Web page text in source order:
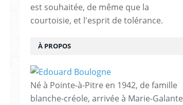
est souhaitée, de même que la
courtoisie, et l'esprit de tolérance.
À PROPOS
Né à Pointe-à-Pitre en 1942, de famille
blanche-créole, arrivée à Marie-Galante